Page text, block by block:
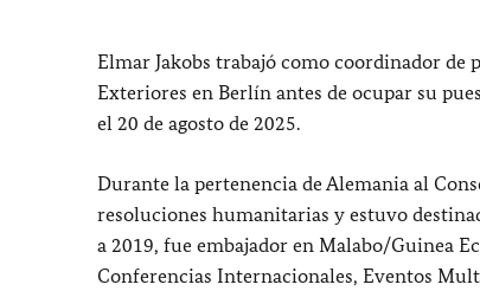
Elmar Jakobs trabajó como coordinador
Exteriores en Berlín antes de ocupar su
el 20 de agosto de 2025.
Durante la pertenencia de Alemania al
resoluciones humanitarias y estuvo
a 2019, fue embajador en Malabo/Guinea
Conferencias Internacionales, Eventos